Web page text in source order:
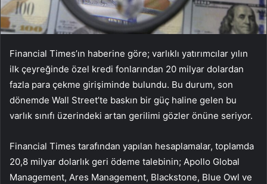
Financial Times’ın haberine göre; varlıklı yatırımcılar yılın
ilk çeyreğinde özel kredi fonlarından 20 milyar dolardan
fazla para çekme girişiminde bulundu. Bu durum, son
dönemde Wall Street’te baskın bir güç haline gelen bu
varlık sınıfı üzerindeki artan gerilimi gözler önüne seriyor.
Financial Times tarafından yapılan hesaplamalar, toplamda
20,8 milyar dolarlık geri ödeme talebinin; Apollo Global
Management, Ares Management, Blackstone, Blue Owl ve